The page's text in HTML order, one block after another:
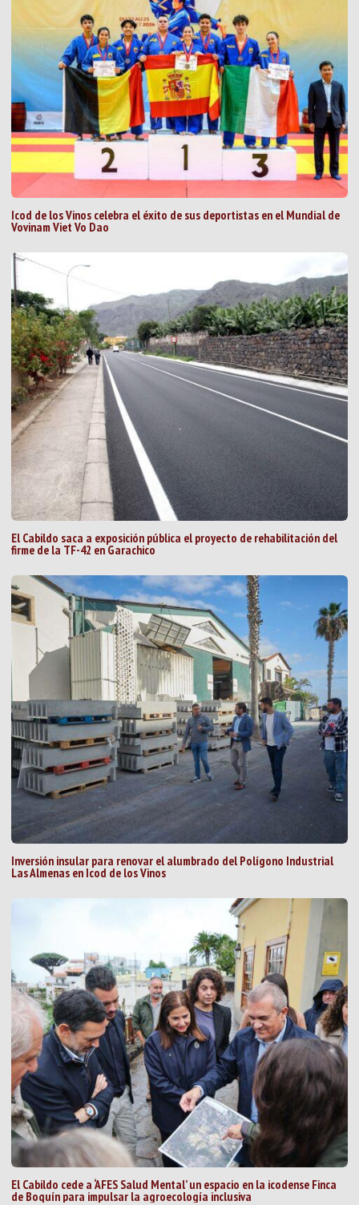
Icod de los Vinos celebra el éxito de sus deportistas en el Mundial de
Vovinam Viet Vo Dao
El Cabildo saca a exposición pública el proyecto de rehabilitación del
firme de la TF-42 en Garachico
Inversión insular para renovar el alumbrado del Polígono Industrial
Las Almenas en Icod de los Vinos
El Cabildo cede a ‘AFES Salud Mental’ un espacio en la icodense Finca
de Boquín para impulsar la agroecología inclusiva